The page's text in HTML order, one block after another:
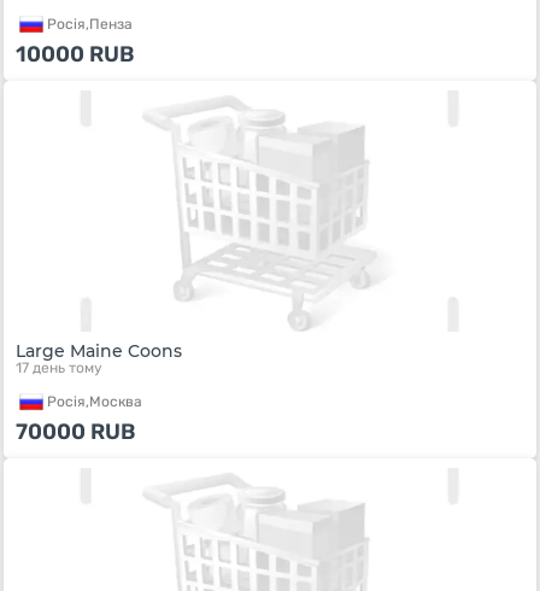
Росiя,Пенза
10000 RUB
Large Maine Coons
17 день тому
Росiя,Москва
70000 RUB